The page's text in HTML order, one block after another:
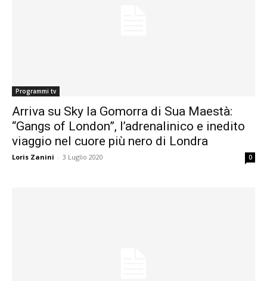
Programmi tv
Arriva su Sky la Gomorra di Sua Maestà:
“Gangs of London”, l’adrenalinico e inedito
viaggio nel cuore più nero di Londra
Loris Zanini - 3 Luglio 2020 0